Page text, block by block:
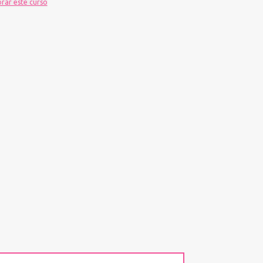
este curso